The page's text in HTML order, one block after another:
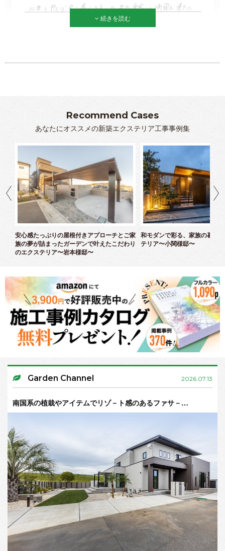
続きを読む
Recommend Cases
あなたにオススメの新築エクステリア工事事例集
安心感たっぷりの屋根付きアプローチとご家
族の夢が詰まったガーデンで叶えたこだわり
のエクステリア〜岩本様邸〜
和モダンで彩る、家族の暮ら
テリア〜小関様邸〜
Garden Channel 2026.07.13
南国系の植栽やアイテムでリゾ－ト感のあるファサ－…